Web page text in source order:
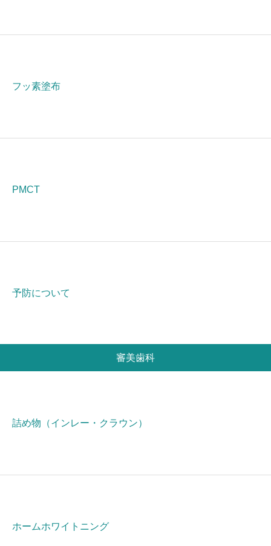
フッ素塗布
PMCT
予防について
審美歯科
詰め物（インレー・クラウン）
ホームホワイトニング